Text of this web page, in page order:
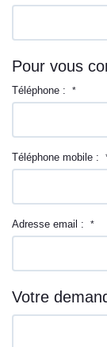
Pour vous
Téléphone : *
Téléphone mobile :
Adresse email : *
Votre